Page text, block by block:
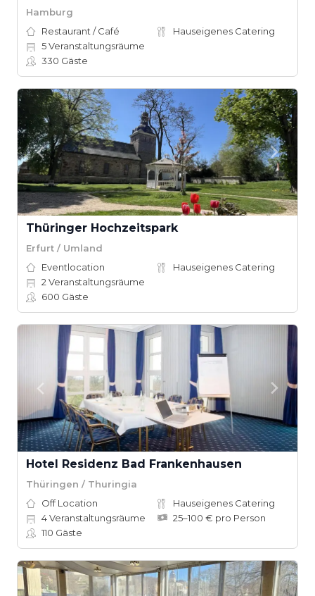
Hamburg
Restaurant / Café
Hauseigenes Catering
5Veranstaltungsräume
330 Gäste
Thüringer Hochzeitspark
Erfurt / Umland
Eventlocation
Hauseigenes Catering
2 Veranstaltungsräume
600 Gäste
Hotel Residenz Bad Frankenhausen
Thüringen / Thuringia
Off Location
Hauseigenes Catering
4Veranstaltungsräume
25–100 € pro Person
110 Gäste